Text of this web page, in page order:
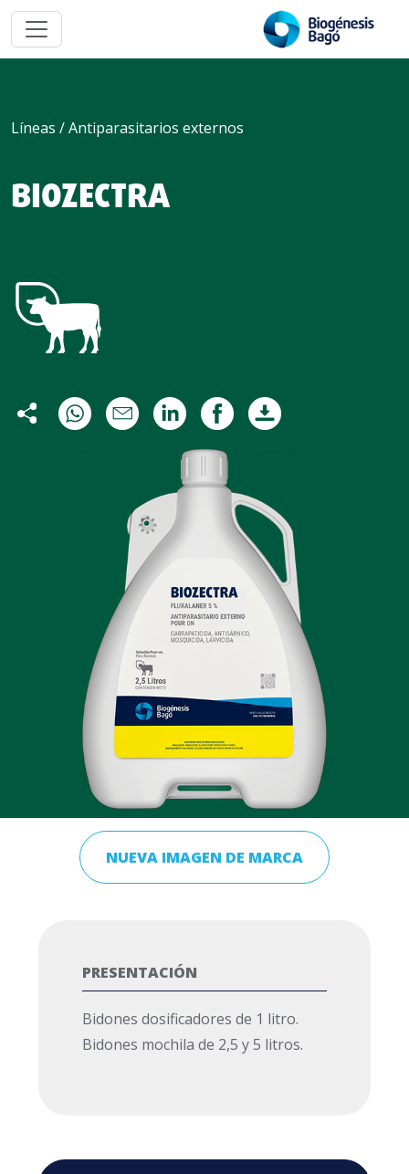
Líneas /Antiparasitarios externos
BIOZECTRA
NUEVA IMAGEN DE MARCA
PRESENTACIÓN
Bidones dosificadores de 1 litro.
Bidones mochila de 2,5 y 5 litros.